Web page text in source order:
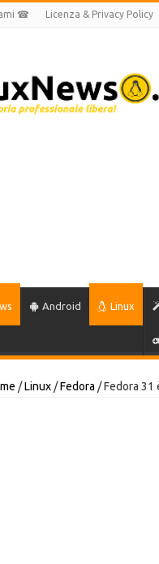
☎ Licenza & Privacy Policy
Android Linux
/ Linux / Fedora / Fedora 31